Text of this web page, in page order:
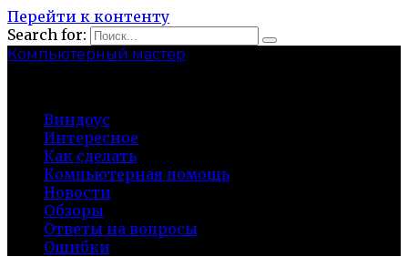
Перейти к контенту
Search for:
Компьютерный мастер
Виндоус
Интересное
Как сделать
Компьютерная помощь
Новости
Обзоры
Ответы на вопросы
Ошибки